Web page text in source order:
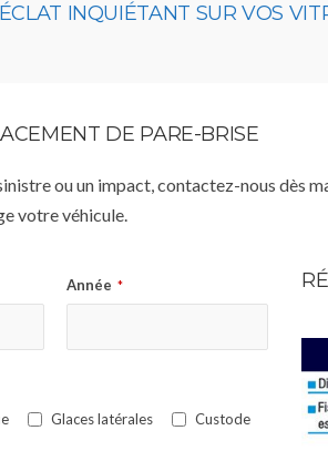
INQUIÉTANT SUR VOS
DE PARE-BRISE
ou un impact, contactez-nous dès
votre véhicule.
Année *
Glaces latérales Custode